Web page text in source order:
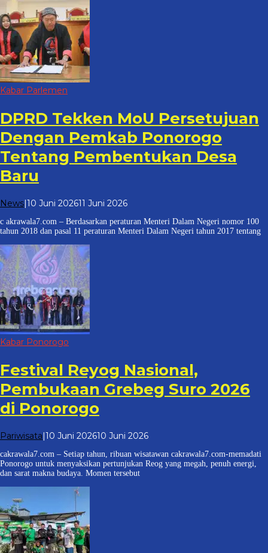
Kabar Parlemen
DPRD Tekken MoU Persetujuan
Dengan Pemkab Ponorogo
Tentang Pembentukan Desa
Baru
News|10 Juni 202611 Juni 2026oleh
7
c akrawala7.com – Berdasarkan peraturan Menteri Dalam Negeri nomor 100
tahun 2018 dan pasal 11 peraturan Menteri Dalam Negeri tahun 2017 tentang
Kabar Ponorogo
Festival Reyog Nasional,
Pembukaan Grebeg Suro 2026
di Ponorogo
Pariwisata 10 Juni 202610 Juni 2026oleh
7
cakrawala7.com – Setiap tahun, ribuan wisatawan cakrawala7.com-memadati
Ponorogo untuk menyaksikan pertunjukan Reog yang megah, penuh energi,
dan sarat makna budaya. Momen tersebut